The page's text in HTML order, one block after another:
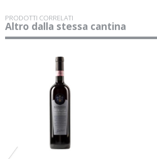
PRODOTTI CORRELATI
Altro dalla stessa cantina